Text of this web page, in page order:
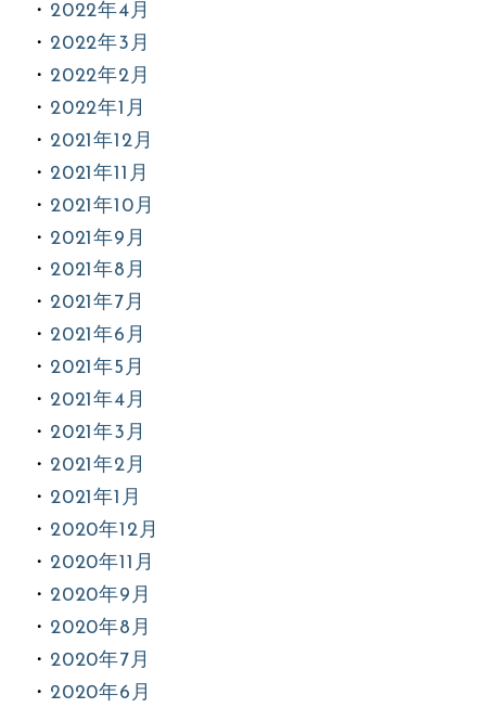
2022年4月
2022年3月
2022年2月
2022年1月
2021年12月
2021年11月
2021年10月
2021年9月
2021年8月
2021年7月
2021年6月
2021年5月
2021年4月
2021年3月
2021年2月
2021年1月
2020年12月
2020年11月
2020年9月
2020年8月
2020年7月
2020年6月